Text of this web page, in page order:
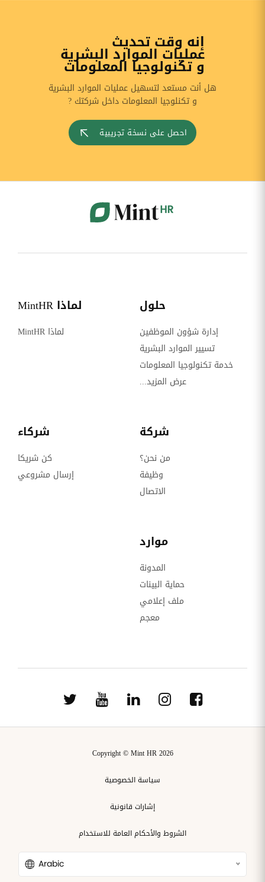
إنه وقت تحديث
عمليات الموارد البشرية
و تكنولوجيا المعلومات
هل أنت مستعد لتسهيل عمليات الموارد البشرية
و تكنلوجيا المعلومات داخل شركتك ?
احصل على نسخة تجريبية
حلول
إدارة شؤون الموظفين
تسيير الموارد البشرية
خدمة تكنولوجيا المعلومات
عرض المزيد...
لماذا MintHR
لماذا MintHR
شركة
من نحن؟
وظيفة
الاتصال
شركاء
كن شريكا
إرسال مشروعي
موارد
المدونة
حماية البينات
ملف إعلامي
معجم
Copyright © Mint HR 2026
سياسة الخصوصية
إشارات قانونية
الشروط والأحكام العامة للاستخدام
Arabic